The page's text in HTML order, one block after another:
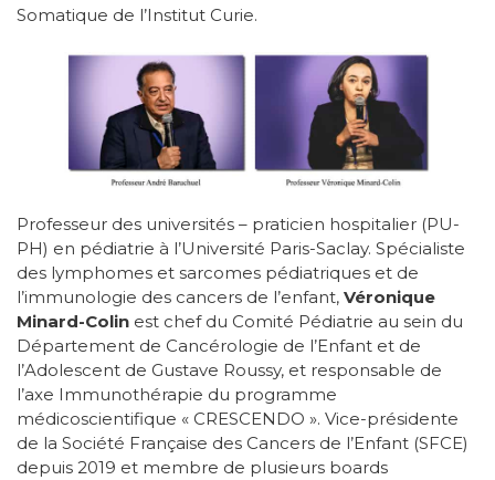
Somatique de l’Institut Curie.
Professeur des universités – praticien hospitalier (PU-
PH) en pédiatrie à l’Université Paris-Saclay. Spécialiste
des lymphomes et sarcomes pédiatriques et de
l’immunologie des cancers de l’enfant, Véronique
Minard-Colin est chef du Comité Pédiatrie au sein du
Département de Cancérologie de l’Enfant et de
l’Adolescent de Gustave Roussy, et responsable de
l’axe Immunothérapie du programme
médicoscientifique « CRESCENDO ». Vice-présidente
de la Société Française des Cancers de l’Enfant (SFCE)
depuis 2019 et membre de plusieurs boards